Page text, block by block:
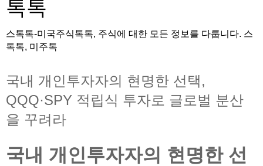
톡톡
스톡톡-미국주식톡톡, 주식에 대한 모든 정보를 다룹니다. 스
톡톡, 미주톡
국내 개인투자자의 현명한 선택,
QQQ·SPY 적립식 투자로 글로벌 분산
을 꾸려라
국내 개인투자자의 현명한 선